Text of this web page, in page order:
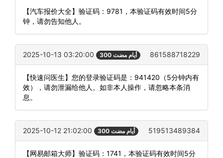
【汽车报价大全】验证码：9781，本验证码有效时间5分
钟，请勿告知他人。
2025-10-13 03:20:00 300 أيام مضت 861588718229
【快速问医生】您的登录验证码是：941420（5分钟内有
效），请勿泄漏给他人。如非本人操作，请忽略本条消
息。
2025-10-12 21:02:00 300 أيام مضت 519513489384
【网易邮箱大师】验证码：1741，本验证码有效时间5分